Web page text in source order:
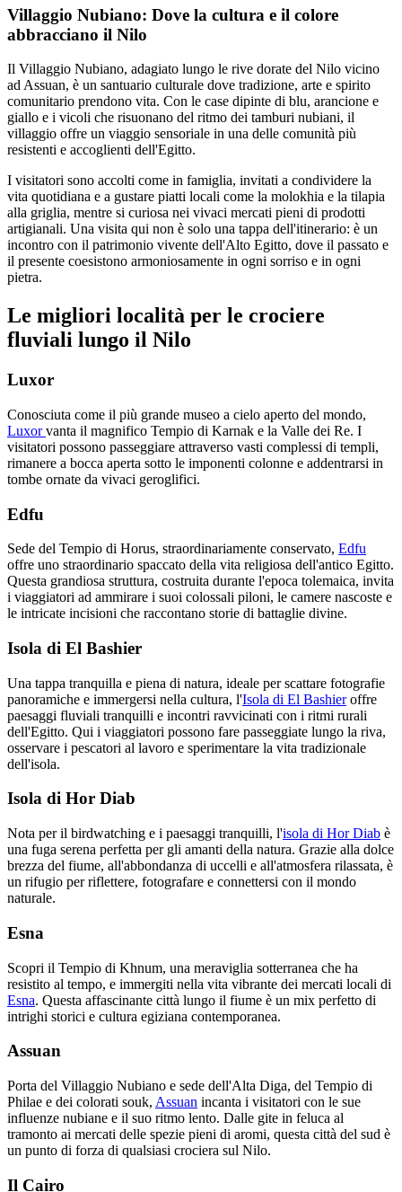
Villaggio Nubiano: Dove la cultura e il colore
abbracciano il Nilo
Il Villaggio Nubiano, adagiato lungo le rive dorate del Nilo vicino
ad Assuan, è un santuario culturale dove tradizione, arte e spirito
comunitario prendono vita. Con le case dipinte di blu, arancione e
giallo e i vicoli che risuonano del ritmo dei tamburi nubiani, il
villaggio offre un viaggio sensoriale in una delle comunità più
resistenti e accoglienti dell'Egitto.
I visitatori sono accolti come in famiglia, invitati a condividere la
vita quotidiana e a gustare piatti locali come la molokhia e la tilapia
alla griglia, mentre si curiosa nei vivaci mercati pieni di prodotti
artigianali. Una visita qui non è solo una tappa dell'itinerario: è un
incontro con il patrimonio vivente dell'Alto Egitto, dove il passato e
il presente coesistono armoniosamente in ogni sorriso e in ogni
pietra.
Le migliori località per le crociere
fluviali lungo il Nilo
Luxor
Conosciuta come il più grande museo a cielo aperto del mondo,
Luxorvanta il magnifico Tempio di Karnak e la Valle dei Re. I
visitatori possono passeggiare attraverso vasti complessi di templi,
rimanere a bocca aperta sotto le imponenti colonne e addentrarsi in
tombe ornate da vivaci geroglifici.
Edfu
Sede del Tempio di Horus, straordinariamente conservato, Edfu
offre uno straordinario spaccato della vita religiosa dell'antico Egitto.
Questa grandiosa struttura, costruita durante l'epoca tolemaica, invita
i viaggiatori ad ammirare i suoi colossali piloni, le camere nascoste e
le intricate incisioni che raccontano storie di battaglie divine.
Isola di El Bashier
Una tappa tranquilla e piena di natura, ideale per scattare fotografie
panoramiche e immergersi nella cultura, l'Isola di El Bashieroffre
paesaggi fluviali tranquilli e incontri ravvicinati con i ritmi rurali
dell'Egitto. Qui i viaggiatori possono fare passeggiate lungo la riva,
osservare i pescatori al lavoro e sperimentare la vita tradizionale
dell'isola.
Isola di Hor Diab
Nota per il birdwatching e i paesaggi tranquilli, l'isola di Hor Diab è
una fuga serena perfetta per gli amanti della natura. Grazie alla dolce
brezza del fiume, all'abbondanza di uccelli e all'atmosfera rilassata, è
un rifugio per riflettere, fotografare e connettersi con il mondo
naturale.
Esna
Scopri il Tempio di Khnum, una meraviglia sotterranea che ha
resistito al tempo, e immergiti nella vita vibrante dei mercati locali di
Esna. Questa affascinante città lungo il fiume è un mix perfetto di
intrighi storici e cultura egiziana contemporanea.
Assuan
Porta del Villaggio Nubiano e sede dell'Alta Diga, del Tempio di
Philae e dei colorati souk, Assuan incanta i visitatori con le sue
influenze nubiane e il suo ritmo lento. Dalle gite in feluca al
tramonto ai mercati delle spezie pieni di aromi, questa città del sud è
un punto di forza di qualsiasi crociera sul Nilo.
Il Cairo